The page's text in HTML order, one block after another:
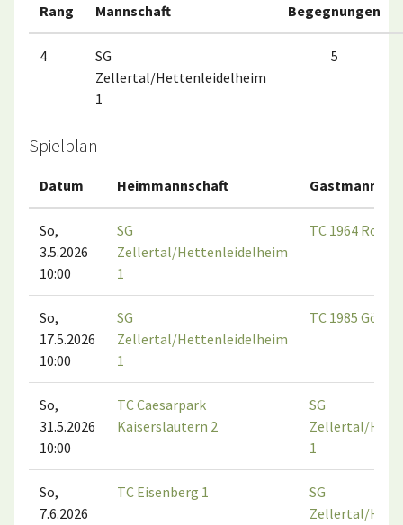
Rang Mannschaft Begegnungen
4
SG
Zellertal/Hettenleidelheim
1
5
Spielplan
Datum Heimmannschaft
So,
3.5.2026
10:00
SG
Zellertal/Hettenleidelheim
1
TC 1964
So,
17.5.2026
10:00
SG
Zellertal/Hettenleidelheim
1
TC 1985
So,
31.5.2026
10:00
TC Caesarpark
Kaiserslautern 2
SG
Zellertal/
1
So,
7.6.2026
TC Eisenberg 1
SG
Zellertal/